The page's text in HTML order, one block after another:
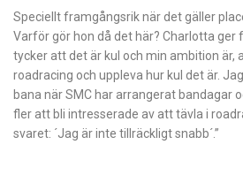
Speciellt framgångsrik när det gäller
Varför gör hon då det här? Charlotta ger
tycker att det är kul och min ambition är,
roadracing och uppleva hur kul det är.
bana när SMC har arrangerat bandagar
fler att bli intresserade av att tävla i
svaret: ´Jag är inte tillräckligt snabb´.”